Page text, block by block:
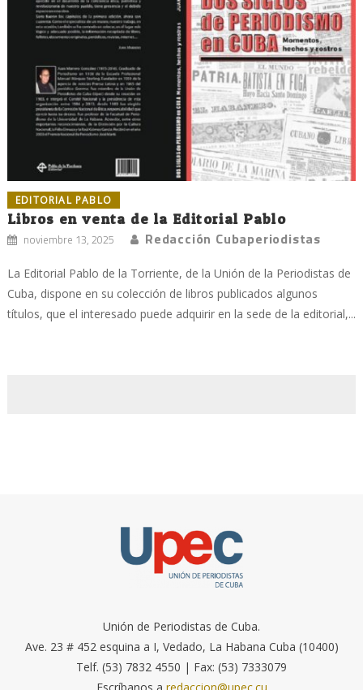
EDITORIAL PABLO
Libros en venta de la Editorial Pablo
noviembre 13, 2025 Redacción Cubaperiodistas
La Editorial Pablo de la Torriente, de la Unión de la Periodistas de
Cuba, dispone en su colección de libros publicados algunos
títulos, que el interesado puede adquirir en la sede de la editorial,...
Unión de Periodistas de Cuba.
Ave. 23 # 452 esquina a I, Vedado, La Habana Cuba (10400)
Telf. (53) 7832 4550 | Fax: (53) 7333079
Escríbanos a redaccion@upec.cu